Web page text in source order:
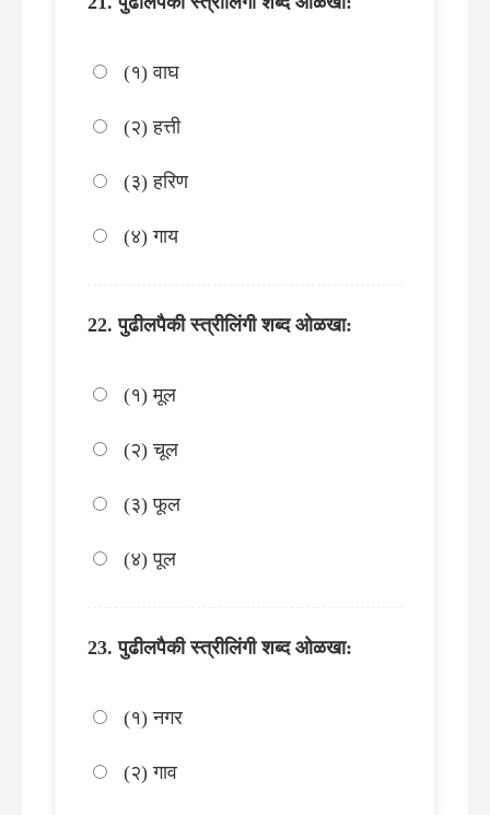
(१) वाघ
(२) हत्ती
(३) हरिण
(४) गाय
पुढीलपैकी स्त्रीलिंगी शब्द ओळखा:
(१) मूल
(२) चूल
(३) फूल
(४) पूल
पुढीलपैकी स्त्रीलिंगी शब्द ओळखा:
(१) नगर
(२) गाव